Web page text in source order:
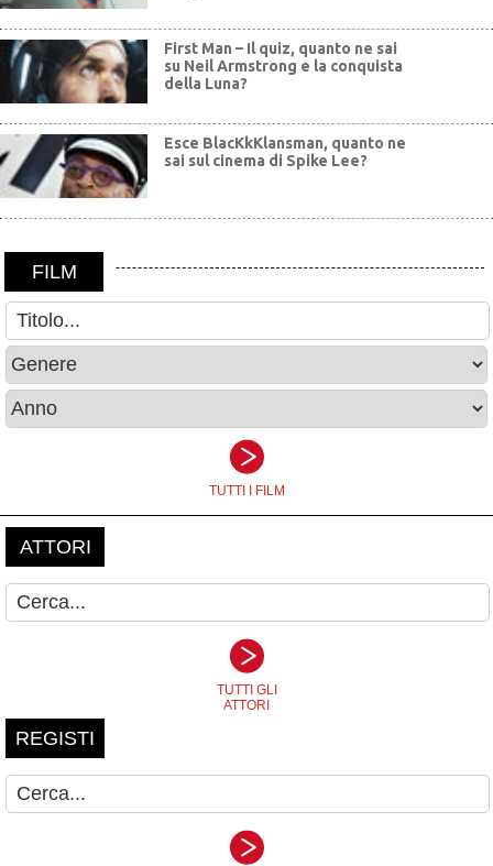
First Man – Il quiz, quanto ne sai
su Neil Armstrong e la conquista
della Luna?
Esce BlacKkKlansman, quanto ne
sai sul cinema di Spike Lee?